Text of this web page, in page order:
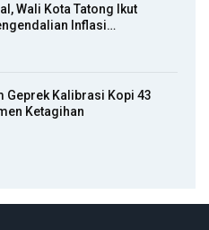
Wali Kota Tatong Ikut
Inflasi…
Geprek Kalibrasi Kopi 43
Ketagihan